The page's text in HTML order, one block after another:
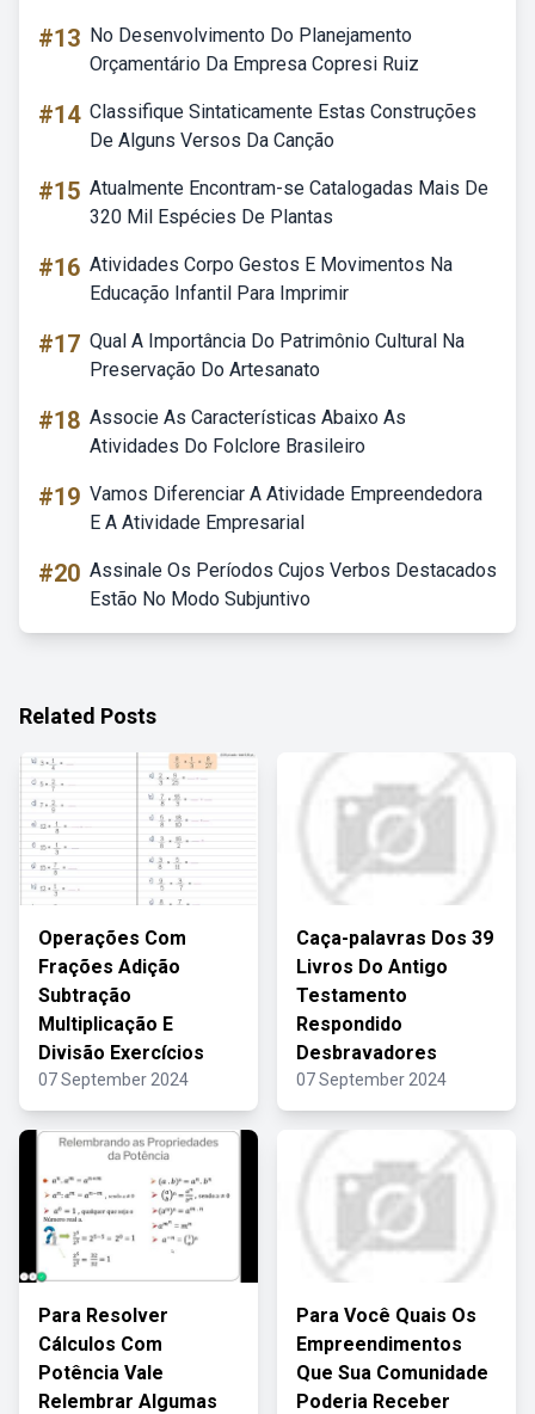
#13 No Desenvolvimento Do Planejamento
Orçamentário Da Empresa Copresi Ruiz
#14 Classifique Sintaticamente Estas Construções
De Alguns Versos Da Canção
#15 Atualmente Encontram-se Catalogadas Mais De
320 Mil Espécies De Plantas
#16 Atividades Corpo Gestos E Movimentos Na
Educação Infantil Para Imprimir
#17 Qual A Importância Do Patrimônio Cultural Na
Preservação Do Artesanato
#18 Associe As Características Abaixo As
Atividades Do Folclore Brasileiro
#19 Vamos Diferenciar A Atividade Empreendedora
E A Atividade Empresarial
#20 Assinale Os Períodos Cujos Verbos Destacados
Estão No Modo Subjuntivo
Related Posts
Operações Com
Frações Adição
Subtração
Multiplicação E
Divisão Exercícios
07 September 2024
Caça-palavras Dos 39
Livros Do Antigo
Testamento
Respondido
Desbravadores
07 September 2024
Para Resolver
Cálculos Com
Potência Vale
Relembrar Algumas
Para Você Quais Os
Empreendimentos
Que Sua Comunidade
Poderia Receber